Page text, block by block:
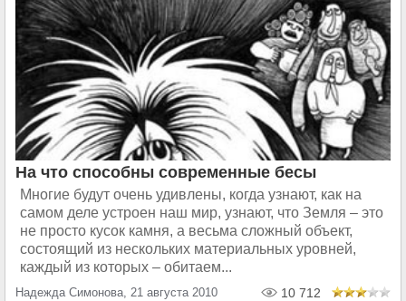
На что способны современные бесы
Многие будут очень удивлены, когда узнают, как на
самом деле устроен наш мир, узнают, что Земля – это
не просто кусок камня, а весьма сложный объект,
состоящий из нескольких материальных уровней,
каждый из которых – обитаем...
Надежда Симонова, 21 августа 2010 10 712